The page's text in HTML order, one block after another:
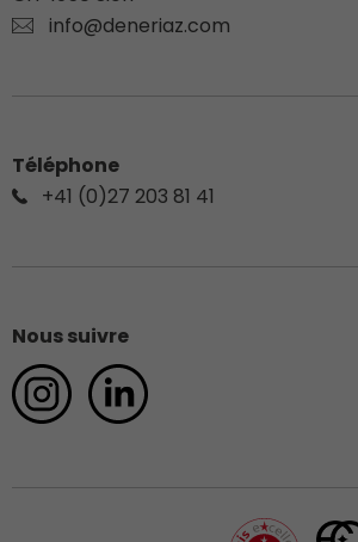
info@deneriaz.com
Téléphone
+41 (0)27 203 81 41
Nous suivre